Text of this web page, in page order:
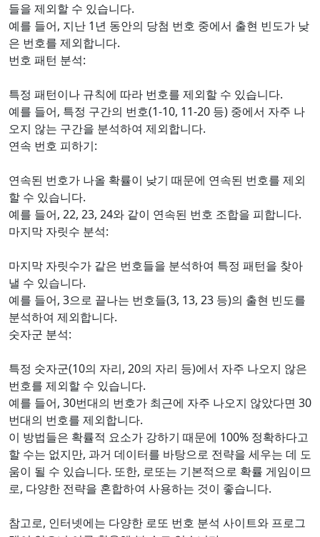
들을 제외할 수 있습니다.
예를 들어, 지난 1년 동안의 당첨 번호 중에서 출현 빈도가 낮
은 번호를 제외합니다.
번호 패턴 분석:
특정 패턴이나 규칙에 따라 번호를 제외할 수 있습니다.
예를 들어, 특정 구간의 번호(1-10, 11-20 등) 중에서 자주 나
오지 않는 구간을 분석하여 제외합니다.
연속 번호 피하기:
연속된 번호가 나올 확률이 낮기 때문에 연속된 번호를 제외
할 수 있습니다.
예를 들어, 22, 23, 24와 같이 연속된 번호 조합을 피합니다.
마지막 자릿수 분석:
마지막 자릿수가 같은 번호들을 분석하여 특정 패턴을 찾아
낼 수 있습니다.
예를 들어, 3으로 끝나는 번호들(3, 13, 23 등)의 출현 빈도를
분석하여 제외합니다.
숫자군 분석:
특정 숫자군(10의 자리, 20의 자리 등)에서 자주 나오지 않은
번호를 제외할 수 있습니다.
예를 들어, 30번대의 번호가 최근에 자주 나오지 않았다면 30
번대의 번호를 제외합니다.
이 방법들은 확률적 요소가 강하기 때문에 100% 정확하다고
할 수는 없지만, 과거 데이터를 바탕으로 전략을 세우는 데 도
움이 될 수 있습니다. 또한, 로또는 기본적으로 확률 게임이므
로, 다양한 전략을 혼합하여 사용하는 것이 좋습니다.
참고로, 인터넷에는 다양한 로또 번호 분석 사이트와 프로그